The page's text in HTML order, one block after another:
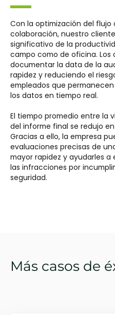
Con la optimización del flujo
colaboración, nuestro
significativo de la
campo como de oficina. Los
documentar la data de la
rapidez y reduciendo el
empleados que
los datos en tiempo real.
El tiempo promedio entre la
del informe final se redujo
Gracias a ello, la empresa
evaluaciones precisas de
mayor rapidez y ayudarles
las infracciones por
seguridad.
Más casos de